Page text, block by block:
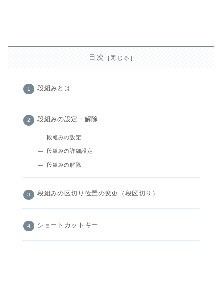
目次
段組みとは
段組みの設定・解除
段組みの設定
段組みの詳細設定
段組みの解除
段組みの区切り位置の変更（段区切り）
ショートカットキー